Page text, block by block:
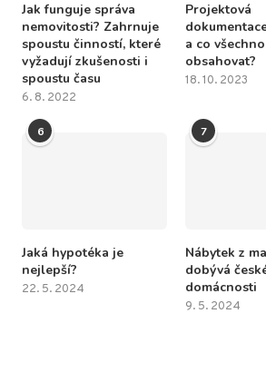
Jak funguje správa
nemovitosti? Zahrnuje
spoustu činností, které
vyžadují zkušenosti i
spoustu času
6. 8. 2022
Projektová
a co
obsahovat?
18. 10. 2023
6
Jaká hypotéka je
nejlepší?
22. 5. 2024
7
Nábytek z
dobývá
domácnosti
9. 5. 2024